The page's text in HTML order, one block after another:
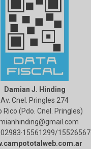
Damian J. Hinding
Av. Cnel. Pringles 274
Rico (Pdo. Cnel. Pringles)
15526567